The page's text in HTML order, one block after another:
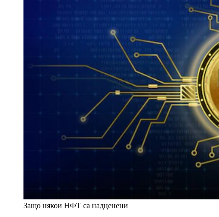
Защо някои НФТ са надценени